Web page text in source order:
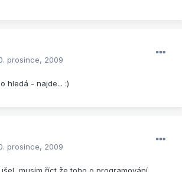
prosince, 2009
hledá - najde... :)
prosince, 2009